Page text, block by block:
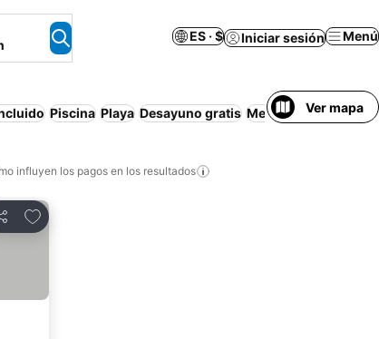
ES · $ Iniciar sesión Menú
Piscina Playa Desayuno gratis Media pensión
Ver mapa
influyen los pagos en los resultados
Compartir
Añadir a favoritos